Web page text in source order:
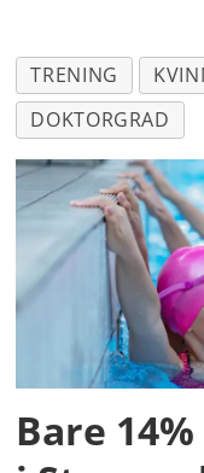
TRENING
DOKTORGRAD
Bare